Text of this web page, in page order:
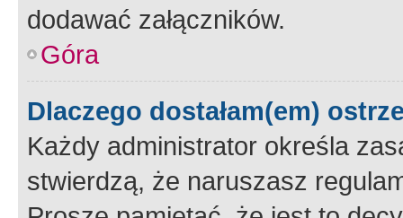
dodawać załączników.
Góra
Dlaczego dostałam(em)
Każdy administrator określa
stwierdzą, że naruszasz